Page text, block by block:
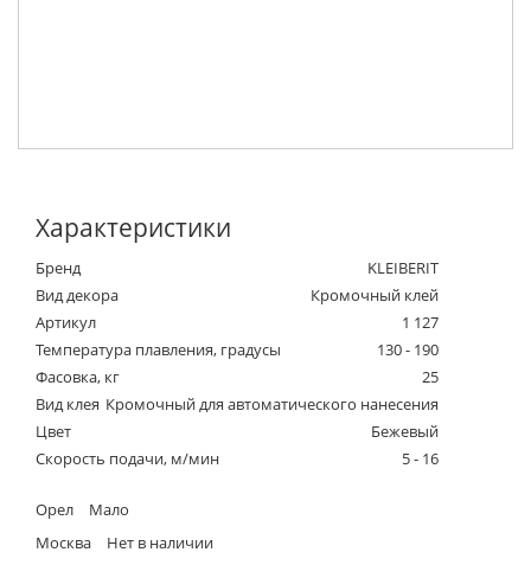
Характеристики
Бренд
KLEIBERIT
Вид декора
Кромочный клей
Артикул
1 127
Температура плавления, градусы
130 - 190
Фасовка, кг
25
Вид клея Кромочный для автоматического нанесения
Цвет
Бежевый
Скорость подачи, м/мин
5 - 16
Орел
Мало
Москва
Нет в наличии